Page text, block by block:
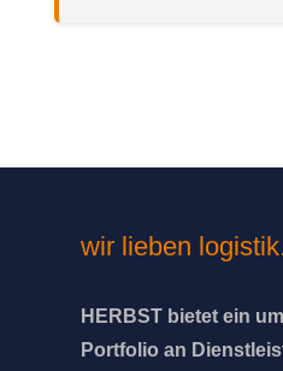
wir lieben logistik.
HERBST bietet ein
Portfolio an